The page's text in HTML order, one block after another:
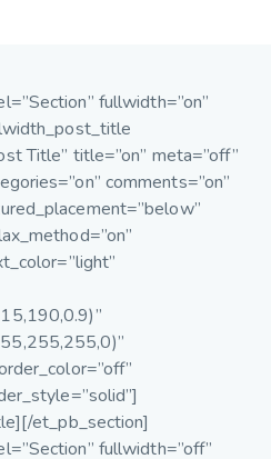
fullwidth=”on”
Title” title=”on” meta=”off”
comments=”on”
et_pb_section]
fullwidth=”off”